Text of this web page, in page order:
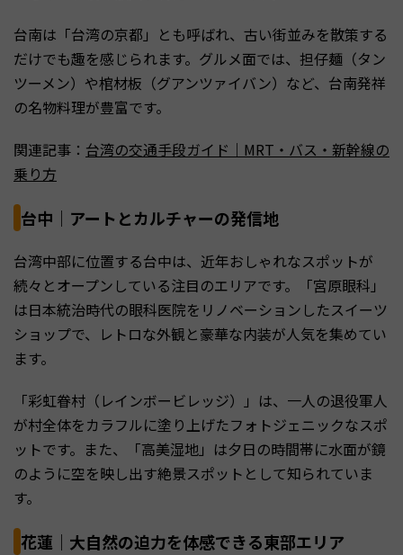
台南は「台湾の京都」とも呼ばれ、古い街並みを散策する
だけでも趣を感じられます。グルメ面では、担仔麺（タン
ツーメン）や棺材板（グアンツァイバン）など、台南発祥
の名物料理が豊富です。
関連記事： 台湾の交通手段ガイド｜MRT・バス・新幹線の
乗り方
台中｜アートとカルチャーの発信地
台湾中部に位置する台中は、近年おしゃれなスポットが
続々とオープンしている注目のエリアです。「宮原眼科」
は日本統治時代の眼科医院をリノベーションしたスイーツ
ショップで、レトロな外観と豪華な内装が人気を集めてい
ます。
「彩虹眷村（レインボービレッジ）」は、一人の退役軍人
が村全体をカラフルに塗り上げたフォトジェニックなスポ
ットです。また、「高美湿地」は夕日の時間帯に水面が鏡
のように空を映し出す絶景スポットとして知られていま
す。
花蓮｜大自然の迫力を体感できる東部エリア